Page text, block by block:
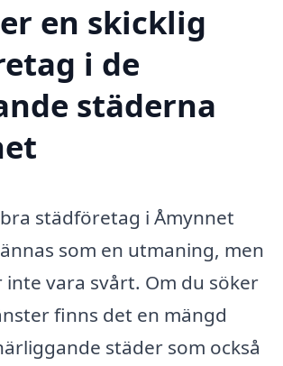
en skicklig
i de
städerna
städföretag i Åmynnet
som en utmaning, men
vara svårt. Om du söker
finns det en mängd
städer som också